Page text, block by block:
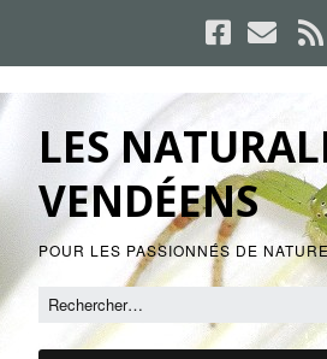
LES
VENDÉENS
POUR LES PASSIONNÉS DE